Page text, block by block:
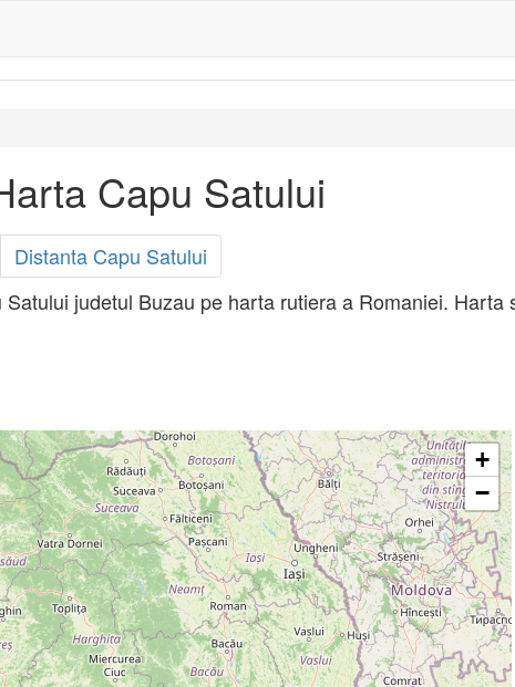
Capu Satului
Distanta Capu Satului
judetul Buzau pe harta rutiera a Romaniei. Harta
+
−